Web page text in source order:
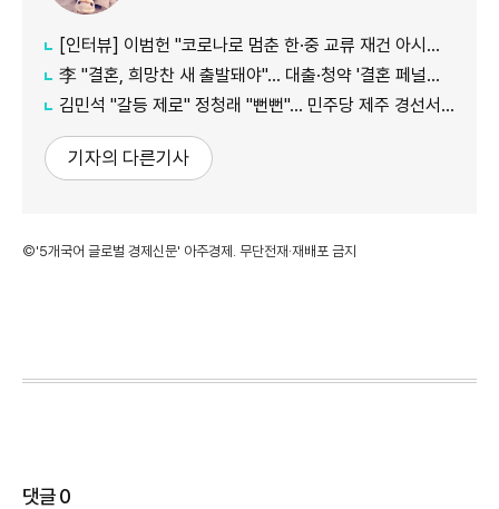
[인터뷰] 이범헌 "코로나로 멈춘 한·중 교류 재건 아시아 특화 문화 사업 펼칠 것"
李 "결혼, 희망찬 새 출발돼야"… 대출·청약 '결혼 페널티' 손본다
김민석 "갈등 제로" 정청래 "뻔뻔"… 민주당 제주 경선서 격돌
기자의 다른기사
©'5개국어 글로벌 경제신문' 아주경제. 무단전재·재배포 금지
댓글0